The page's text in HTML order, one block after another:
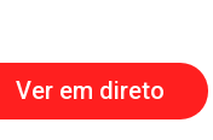
Ver em direto